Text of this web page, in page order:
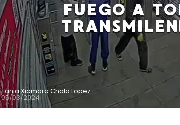
FUEGO A
Tania Xiomara Chala Lopez
05/03/2024